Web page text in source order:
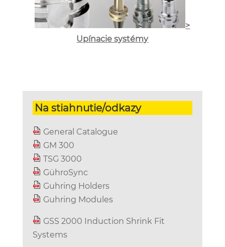
>
Upínacie systémy
Na stiahnutie/odkazy
General Catalogue
GM 300
TSG 3000
GühroSync
Guhring Holders
Guhring Modules
GSS 2000 Induction Shrink Fit
Systems